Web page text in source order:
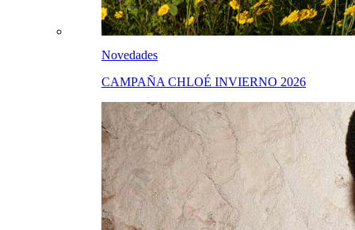
Novedades
CAMPAÑA CHLOÉ INVIERNO 2026